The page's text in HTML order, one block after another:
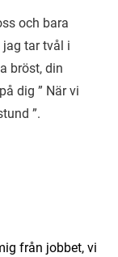
och bara
jag tar tvål i
bröst, din
dig ” När vi
”.
från jobbet, vi